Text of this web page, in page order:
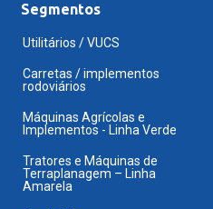
Segmentos
Utilitários / VUCS
Carretas / implementos
rodoviários
Máquinas Agrícolas e
Implementos - Linha Verde
Tratores e Máquinas de
Terraplanagem – Linha
Amarela